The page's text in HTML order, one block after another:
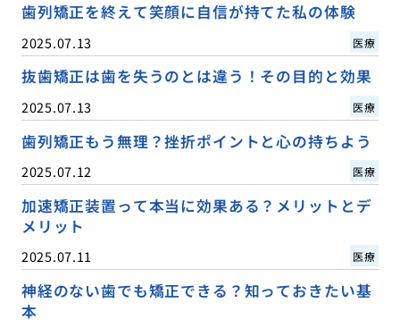
歯列矯正を終えて笑顔に自信が持てた私の体験
2025.07.13 医療
抜歯矯正は歯を失うのとは違う！その目的と効果
2025.07.13 医療
歯列矯正もう無理？挫折ポイントと心の持ちよう
2025.07.12 医療
加速矯正装置って本当に効果ある？メリットとデ
メリット
2025.07.11 医療
神経のない歯でも矯正できる？知っておきたい基
本